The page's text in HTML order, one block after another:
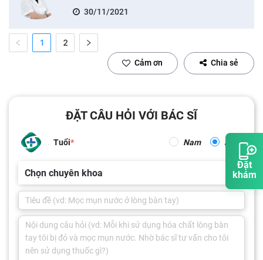
Đặt
khám
30/11/2021
1 2
Cảm ơn Chia sẻ
ĐẶT CÂU HỎI VỚI BÁC SĨ
Tuổi Nam Nữ
Chọn chuyên khoa